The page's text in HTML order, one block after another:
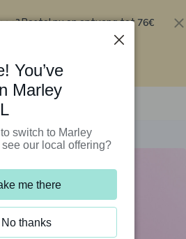
Bestel nu en ontvang tot 76€
You’ve
Marley
switch to Marley
our local offering?
me there
No thanks